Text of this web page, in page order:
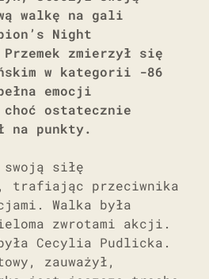
walkę na gali
Night
zmierzył się
w kategorii -86
emocji
ostatecznie
na punkty.
swoją siłę
trafiając przeciwnika
Walka była
zwrotami akcji.
Cecylia Pudlicka.
zauważył,